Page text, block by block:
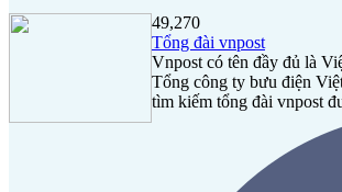
49,270
Tổng đài vnpost
Vnpost có tên đầy đủ là
Tổng công ty bưu điện
tìm kiếm tổng đài vnpost